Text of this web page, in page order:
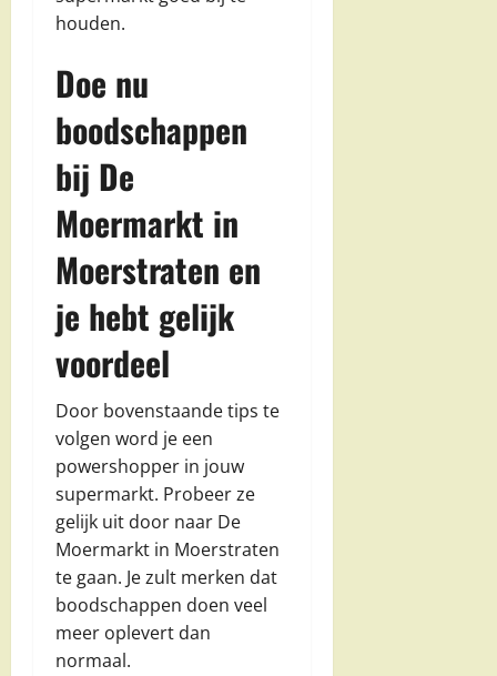
houden.
Doe nu
boodschappen
bij De
Moermarkt in
Moerstraten en
je hebt gelijk
voordeel
Door bovenstaande tips te
volgen word je een
powershopper in jouw
supermarkt. Probeer ze
gelijk uit door naar De
Moermarkt in Moerstraten
te gaan. Je zult merken dat
boodschappen doen veel
meer oplevert dan
normaal.